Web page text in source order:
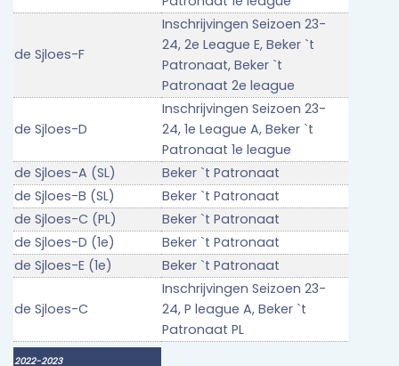
de Sjloes-F
Inschrijvingen Seizoen 23-
24, 2e League E, Beker `t
Patronaat, Beker `t
Patronaat 2e league
de Sjloes-D
Inschrijvingen Seizoen 23-
24, 1e League A, Beker `t
Patronaat 1e league
de Sjloes-A (SL)
Beker `t Patronaat
de Sjloes-B (SL)
Beker `t Patronaat
de Sjloes-C (PL)
Beker `t Patronaat
de Sjloes-D (1e)
Beker `t Patronaat
de Sjloes-E (1e)
Beker `t Patronaat
de Sjloes-C
Inschrijvingen Seizoen 23-
24, P league A, Beker `t
Patronaat PL
2022-2023